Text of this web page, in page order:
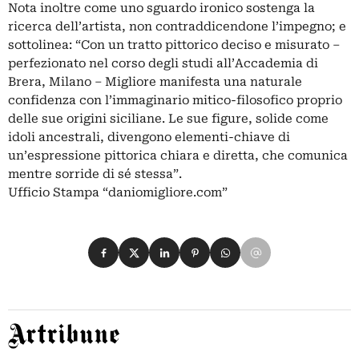
Nota inoltre come uno sguardo ironico sostenga la
ricerca dell’artista, non contraddicendone l’impegno; e
sottolinea: “Con un tratto pittorico deciso e misurato –
perfezionato nel corso degli studi all’Accademia di
Brera, Milano – Migliore manifesta una naturale
confidenza con l’immaginario mitico-filosofico proprio
delle sue origini siciliane. Le sue figure, solide come
idoli ancestrali, divengono elementi-chiave di
un’espressione pittorica chiara e diretta, che comunica
mentre sorride di sé stessa”.
Ufficio Stampa “daniomigliore.com”
Condividi su Facebook
Condividi su X
Condividi su LinkedIn
Condividi su Pinterest
Condividi su WhatsApp
Condividi su Email
Artribune